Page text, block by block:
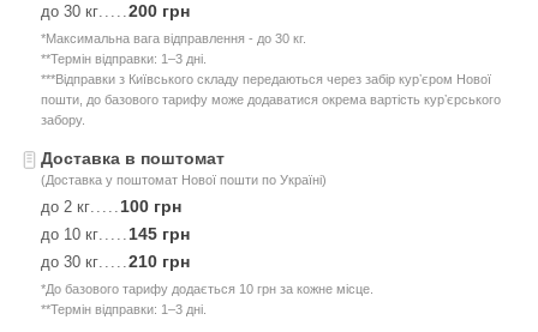
до 30 кг.....200 грн
*Максимальна вага відправлення - до 30 кг.
**Термін відправки: 1–3 дні.
***Відправки з Київського складу передаються через забір курʼєром Нової
пошти, до базового тарифу може додаватися окрема вартість курʼєрського
забору.
Доставка в поштомат
(Доставка у поштомат Нової пошти по Україні)
до 2 кг..... 100 грн
до 10 кг..... 145 грн
до 30 кг.....210 грн
*До базового тарифу додається 10 грн за кожне місце.
**Термін відправки: 1–3 дні.